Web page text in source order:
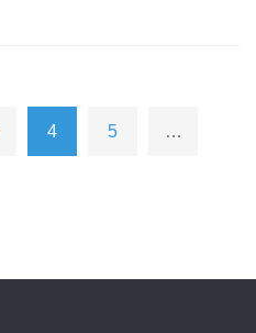
4 5 …